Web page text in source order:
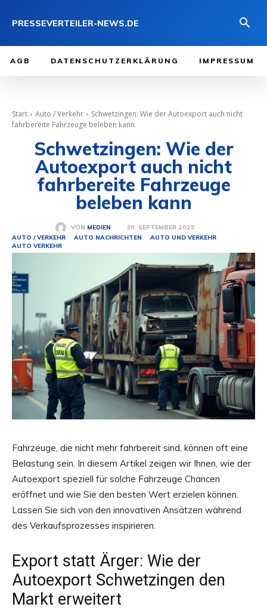
PRESSEVERTEILER-NEWS.DE
AGB DATENSCHUTZERKLÄRUNG IMPRESSUM
Start Auto / Verkehr
Schwetzingen: Wie der Autoexport auch nicht
fahrbereite Fahrzeuge beleben kann
Schwetzingen: Wie der
Autoexport auch nicht
fahrbereite Fahrzeuge
beleben kann
VON MEDIEN
30. SEPTEMBER 2025
AUTO / VERKEHR
AUTO NACHRICHTEN
AUTO UND VERKEHR
AUTO VERKEHR
Fahrzeuge, die nicht mehr fahrbereit sind, können oft eine
Belastung sein. In diesem Artikel zeigen wir Ihnen, wie der
Autoexport speziell für solche Fahrzeuge Chancen
eröffnet und wie Sie den besten Wert erzielen können.
Lassen Sie sich von den innovativen Ansätzen während
des Verkaufsprozesses inspirieren.
Export statt Ärger: Wie der
Autoexport Schwetzingen den
Markt erweitert